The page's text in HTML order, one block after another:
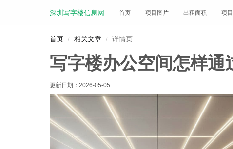
深圳写字楼信息网 首页 项目图片 出租面积 项
首页 相关文章 详情页
写字楼办公空间怎样通
更新日期： 2026-05-05